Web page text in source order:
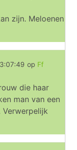
zijn. Meloenen
op Ff
die haar
man van een